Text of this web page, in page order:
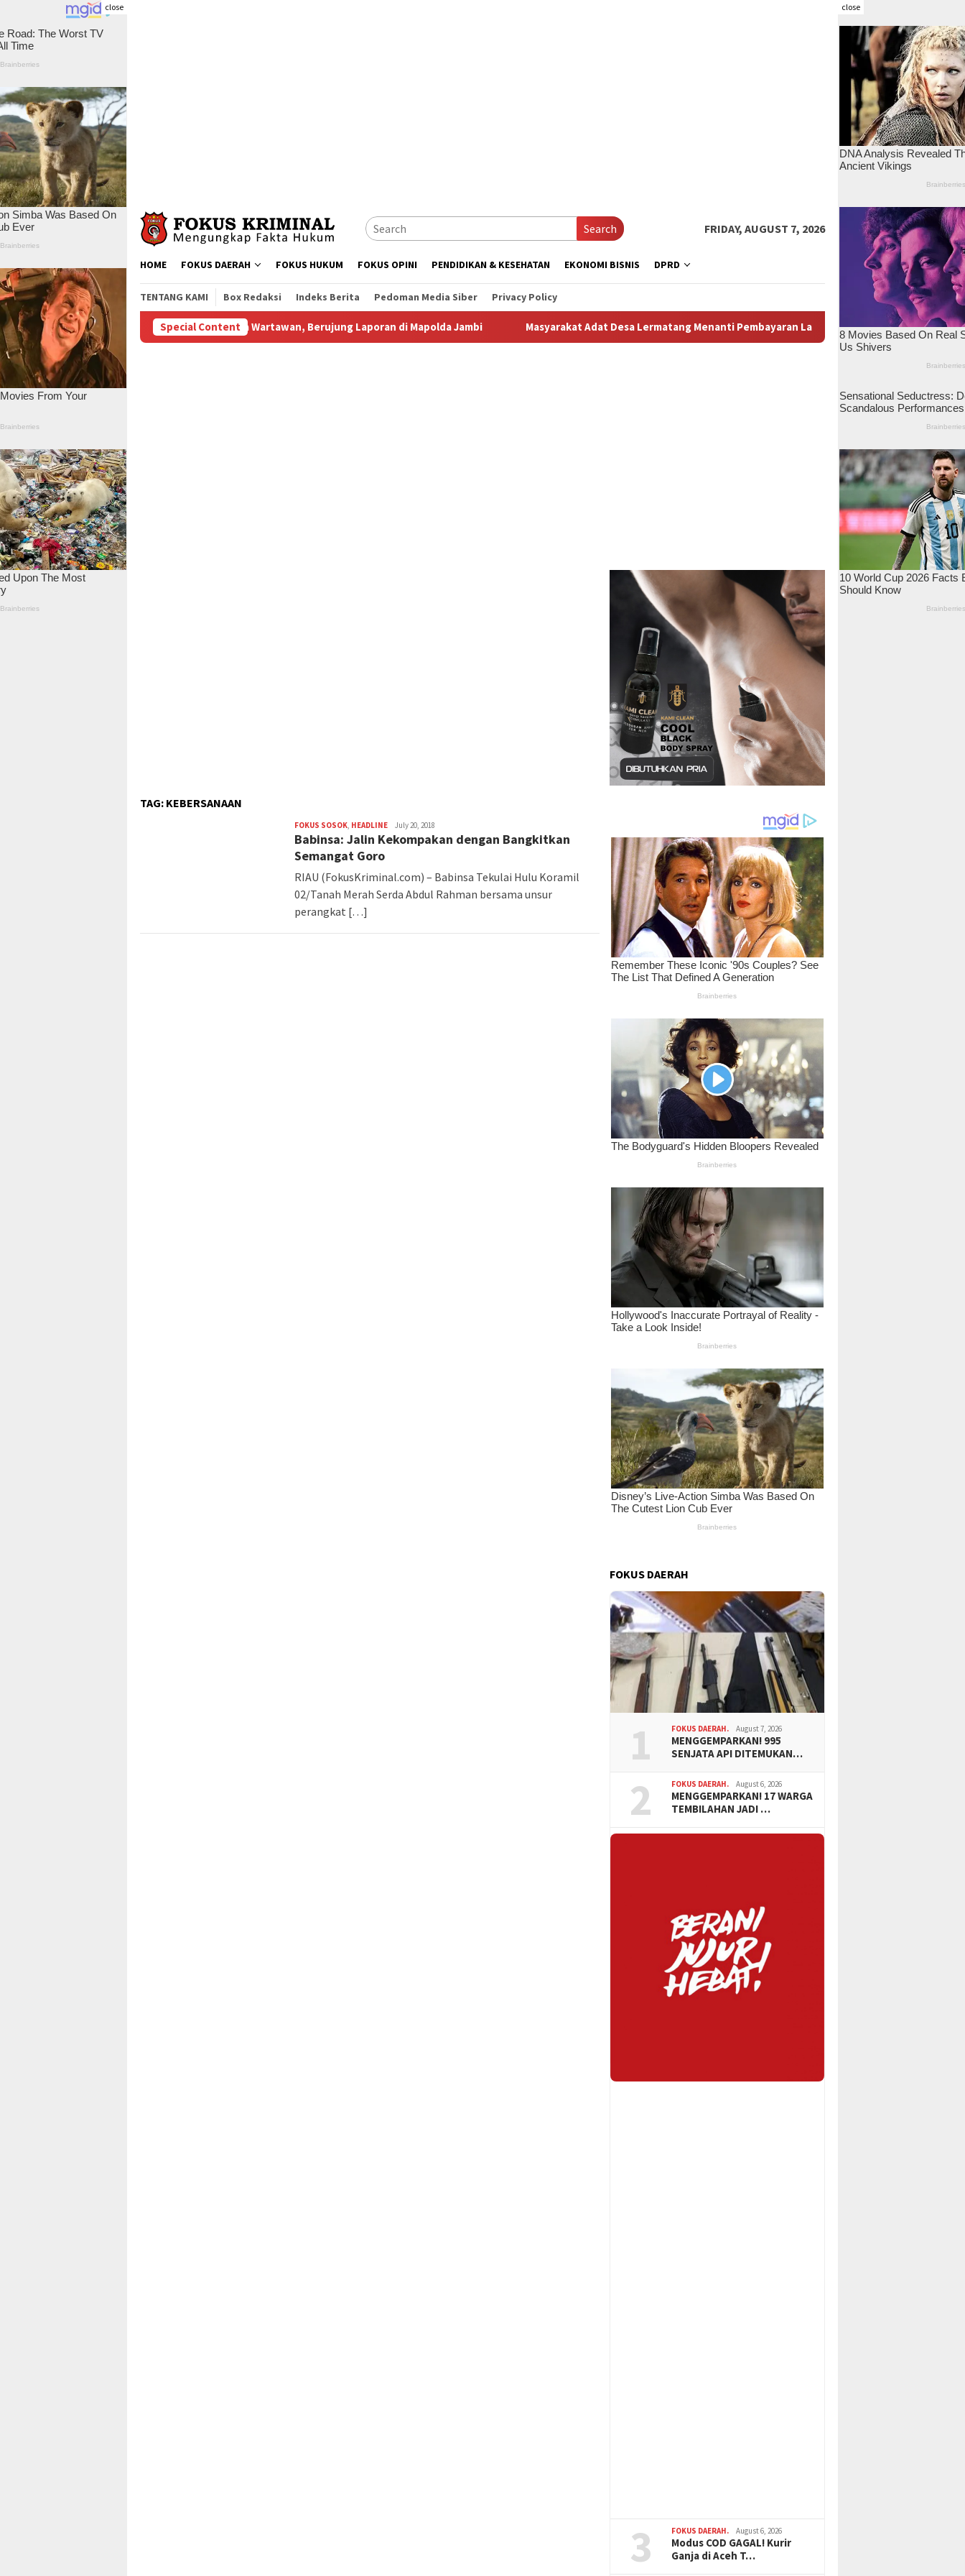
close close
Search FRIDAY, AUGUST 7, 2026
HOME FOKUS DAERAH FOKUS HUKUM FOKUS OPINI PENDIDIKAN & KESEHATAN EKONOMI BISNIS DPRD
TENTANG KAMI Box Redaksi Indeks Berita Pedoman Media Siber Privacy Policy
Special Content
Pelansir BBM Subsidi Aniaya Wartawan, Berujung Laporan di Mapolda Jambi Masyarakat Adat Desa Lermatang Menanti Pembayaran Lahan: Antara Dugaan Konspirasi dan Bayang-Bayang
TAG: KEBERSANAAN
FOKUS SOSOK, HEADLINE admin
July 20, 2018
Babinsa: Jalin Kekompakan dengan Bangkitkan
Semangat Goro
RIAU (FokusKriminal.com) – Babinsa Tekulai Hulu Koramil
02/Tanah Merah Serda Abdul Rahman bersama unsur
perangkat […]
FOKUS DAERAH
1 FOKUS DAERAH. August 7, 2026
MENGGEMPARKAN! 995
SENJATA API DITEMUKAN…
2 FOKUS DAERAH. August 6, 2026
MENGGEMPARKAN! 17 WARGA
TEMBILAHAN JADI …
3 FOKUS DAERAH. August 6, 2026
Modus COD GAGAL! Kurir
Ganja di Aceh T…